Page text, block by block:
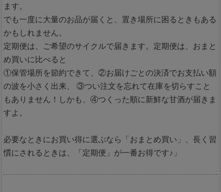
ます。
でも一度に大量のお品が届くと、置き場所に困るときもある
かもしれません。
定期便は、ご希望のサイクルで届きます。定期便は、おまと
め買いに比べると
①保管場所を節約できて、②お届けごとの決済でお支払い額
の波を小さく出来、 ③つい注文を忘れて在庫を切らすこと
もありません！しかも、④つくった順に新鮮な甘酒が届きま
すよ。
必要なときにお買い得に選ぶなら「おまとめ買い」、長く習
慣にされるときは、「定期便」が一番お得です♪」